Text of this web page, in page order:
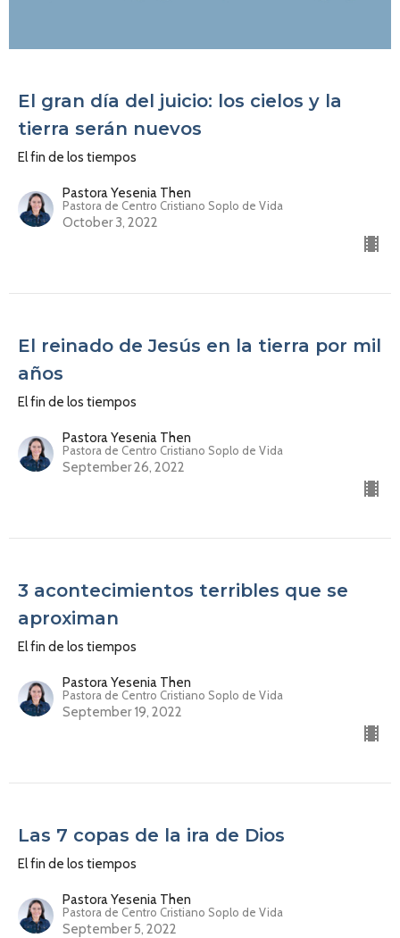
El gran día del juicio: los cielos y la
tierra serán nuevos
El fin de los tiempos
Pastora Yesenia Then
Pastora de Centro Cristiano Soplo de Vida
October 3, 2022
El reinado de Jesús en la tierra por mil
años
El fin de los tiempos
Pastora Yesenia Then
Pastora de Centro Cristiano Soplo de Vida
September 26, 2022
3 acontecimientos terribles que se
aproximan
El fin de los tiempos
Pastora Yesenia Then
Pastora de Centro Cristiano Soplo de Vida
September 19, 2022
Las 7 copas de la ira de Dios
El fin de los tiempos
Pastora Yesenia Then
Pastora de Centro Cristiano Soplo de Vida
September 5, 2022